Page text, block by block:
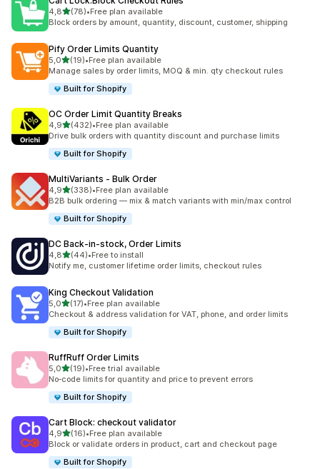
4,8na 5 gwiazdek
(78)
Łączna liczba recenzji: 78
•Free plan available
Block orders by amount, quantity, discount, customer, shipping
Pify Order Limits Quantity
5,0na 5 gwiazdek
(19)
Łączna liczba recenzji: 19
•Free plan available
Manage sales by order limits, MOQ & min. qty checkout rules
Built for Shopify
OC Order Limit Quantity Breaks
4,9na 5 gwiazdek
(432)
Łączna liczba recenzji: 432
•Free plan available
Drive bulk orders with quantity discount and purchase limits
Built for Shopify
MultiVariants ‑ Bulk Order
4,9na 5 gwiazdek
(338)
Łączna liczba recenzji: 338
•Free plan available
B2B bulk ordering — mix & match variants with min/max control
Built for Shopify
DC Back‑in‑stock, Order Limits
4,8na 5 gwiazdek
(44)
Łączna liczba recenzji: 44
•Free to install
Notify me, customer lifetime order limits, checkout rules
King Checkout Validation
5,0na 5 gwiazdek
(17)
Łączna liczba recenzji: 17
•Free plan available
Checkout & address validation for VAT, phone, and order limits
Built for Shopify
RuffRuff Order Limits
5,0na 5 gwiazdek
(19)
Łączna liczba recenzji: 19
•Free trial available
No‑code limits for quantity and price to prevent errors
Built for Shopify
Cart Block: checkout validator
4,9na 5 gwiazdek
(16)
Łączna liczba recenzji: 16
•Free plan available
Block or validate orders in product, cart and checkout page
Built for Shopify